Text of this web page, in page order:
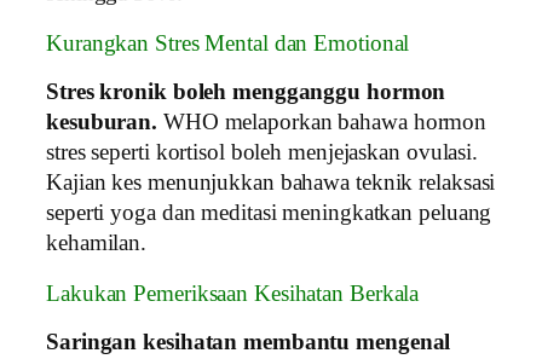
Kurangkan Stres Mental dan Emotional
Stres kronik boleh mengganggu hormon
kesuburan. WHO melaporkan bahawa hormon
stres seperti kortisol boleh menjejaskan ovulasi.
Kajian kes menunjukkan bahawa teknik relaksasi
seperti yoga dan meditasi meningkatkan peluang
kehamilan.
Lakukan Pemeriksaan Kesihatan Berkala
Saringan kesihatan membantu mengenal